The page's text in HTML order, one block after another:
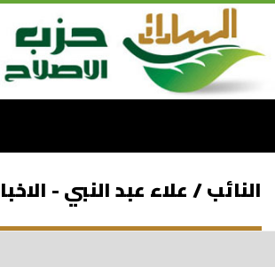
النائب / علاء عبد النبي -